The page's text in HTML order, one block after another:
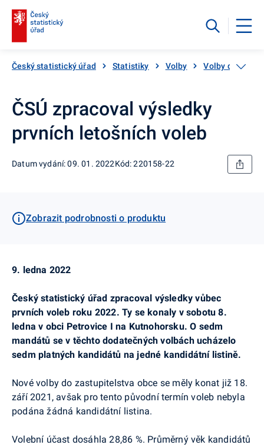
Český statistický úřad Statistiky Volby Volby do
ČSÚ zpracoval výsledky
prvních letošních voleb
Datum vydání: 09. 01. 2022Kód: 220158-22
Zobrazit podrobnosti o produktu
9. ledna 2022
Český statistický úřad zpracoval výsledky vůbec
prvních voleb roku 2022. Ty se konaly v sobotu 8.
ledna v obci Petrovice I na Kutnohorsku. O sedm
mandátů se v těchto dodatečných volbách ucházelo
sedm platných kandidátů na jedné kandidátní listině.
Nové volby do zastupitelstva obce se měly konat již 18.
září 2021, avšak pro tento původní termín voleb nebyla
podána žádná kandidátní listina.
Volební účast dosáhla 28,86 %. Průměrný věk kandidátů